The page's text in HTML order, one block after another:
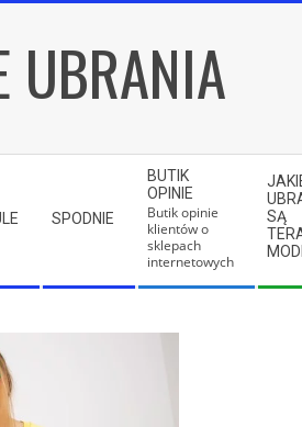
UBRANIA
SPODNIE
BUTIK
OPINIE
Butik opinie
klientów o
sklepach
internetowych
SĄ